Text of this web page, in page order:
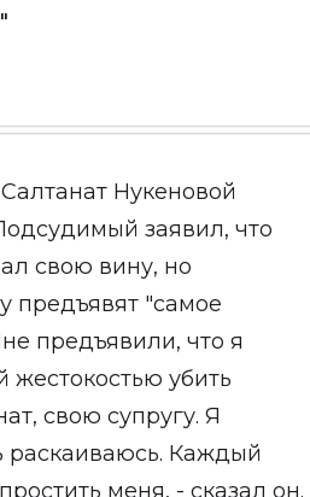
Нукеновой
заявил, что
свою вину, но
предъявят "самое
предъявили, что я
убить
свою супругу. Я
раскаиваюсь. Каждый
меня, - сказал он.